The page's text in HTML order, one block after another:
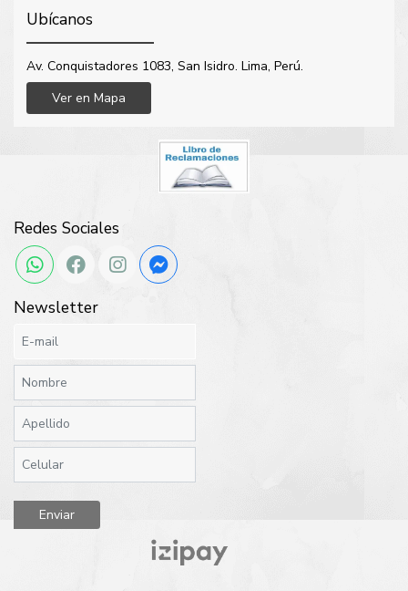
Ubícanos
Av. Conquistadores 1083, San Isidro. Lima, Perú.
Ver en Mapa
Redes Sociales
Newsletter
Enviar